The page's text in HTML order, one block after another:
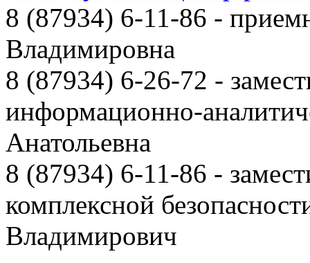
8 (87934) 6-11-86 -
Владимировна
8 (87934) 6-26-72 -
информационно-
Анатольевна
8 (87934) 6-11-86 -
комплексной
Владимирович